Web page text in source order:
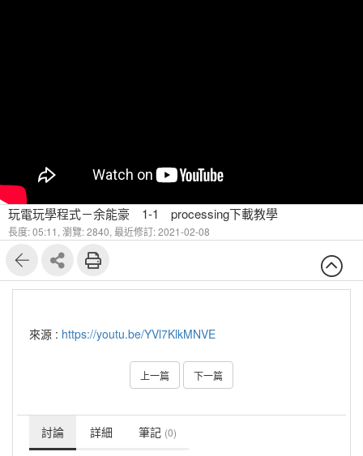
玩電玩學程式－余能豪 1-1 processing下載教學
長度: 05:11, 瀏覽: 2840, 最近修訂: 2021-02-08
來源 : https://youtu.be/YVl7KlkMNVE
上一篇 下一篇
討論 詳細 筆記 (0)